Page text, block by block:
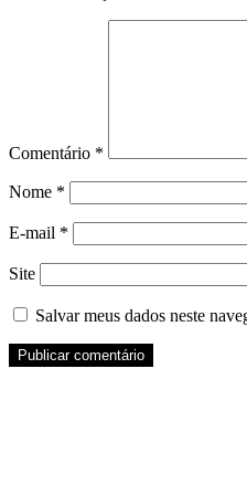
Comentário *
Nome *
E-mail *
Site
Salvar meus dados neste